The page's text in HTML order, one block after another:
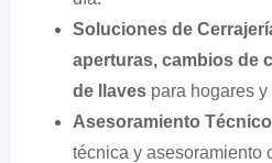
Soluciones de
aperturas, cambios de
de llaves para hogares
Asesoramiento Técnico
técnica y asesoramiento